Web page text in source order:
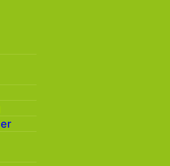
Ski – Alpint arrangerer
i Budor Skianlegg, fra
og påmelding på NL Ski sin